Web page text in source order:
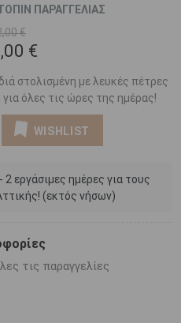
ΠΑΡΑΓΓΕΛΙΑΣ
€
€
στολισμένη με λευκές πέτρες
όλες τις ώρες της ημέρας!
WISHLIST
εργάσιμες ημέρες για τους
(εκτός νήσων)
τις παραγγελίες